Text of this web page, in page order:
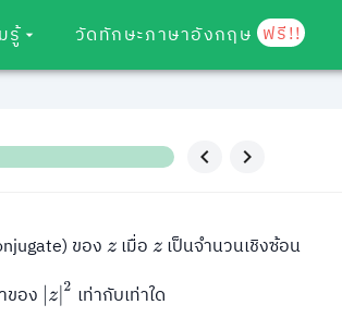
รู้ วัดทักษะภาษาอังกฤษ ฟรี!!
ของzเมื่อzเป็นจำนวนเชิงซ้อน
ของ |z|2 เท่ากับเท่าใด